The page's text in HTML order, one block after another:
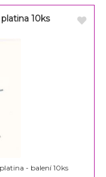
10ks
- balení 10ks